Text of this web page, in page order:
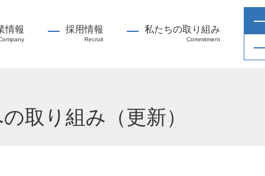
情報 採用情報
Recruit
私たちの取り組み
Commitment
取り組み（更新）